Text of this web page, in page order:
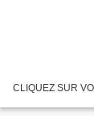
CLIQUEZ SUR